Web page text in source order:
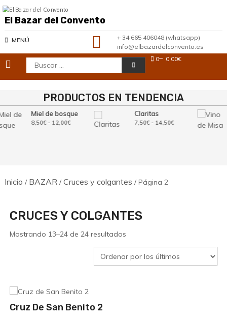
Saltar
al
contenido
El Bazar del Convento
MENÚ
+ 34 665 406048 (whatsapp)
info@elbazardelconvento.es
Buscar: 0 0,00€
PRODUCTOS EN TENDENCIA
Miel de bosque
8,50€ - 12,00€Rango
Claritas
7,50€ - 14,50€Rango
Inicio / BAZAR/Cruces y colgantes / Página 2
CRUCES Y COLGANTES
Mostrando 13–24 de 24 resultadosOrdenado
los
últimos
Cruz De San Benito 2